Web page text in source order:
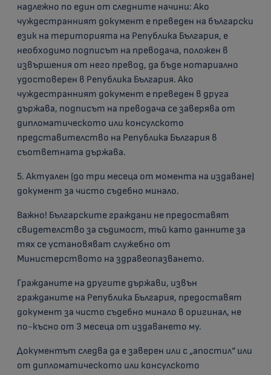
надлежно по един от следните начини: Ако
чуждестранният документ е преведен на български
език на територията на Република България, е
необходимо подписът на преводача, положен в
извършения от него превод, да бъде нотариално
удостоверен в Република България. Ако
чуждестранният документ е преведен в друга
държава, подписът на преводача се заверява от
дипломатическото или консулското
представителство на Република България в
съответната държава.
5. Актуален (до три месеца от момента на издаване)
документ за чисто съдебно минало.
Важно! Българските граждани не предоставят
свидетелство за съдимост, тъй като данните за
тях се установяват служебно от
Министерството на здравеопазването.
Гражданите на другите държави, извън
гражданите на Република България, предоставят
документ за чисто съдебно минало в оригинал, не
по-късно от 3 месеца от издаването му.
Документът следва да е заверен или с „апостил“ или
от дипломатическото или консулското